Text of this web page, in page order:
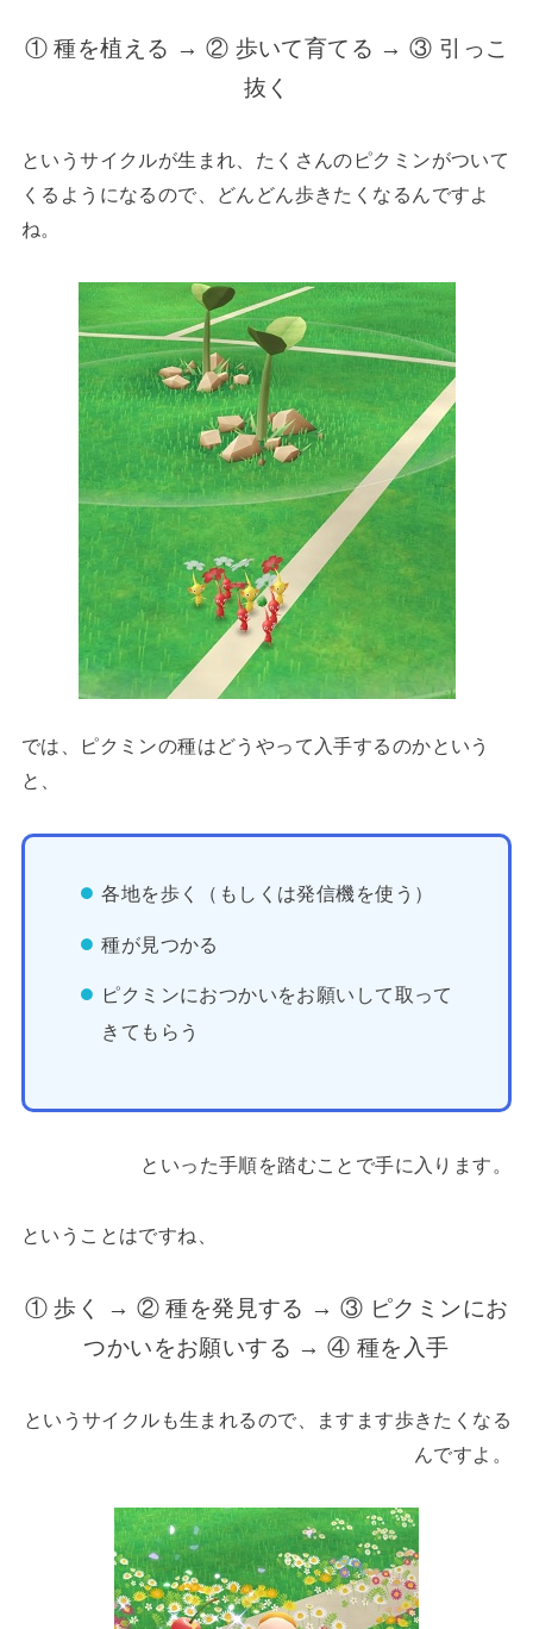
① 種を植える → ② 歩いて育てる → ③ 引っこ
抜く
というサイクルが生まれ、たくさんのピクミンがついて
くるようになるので、どんどん歩きたくなるんですよ
ね。
では、ピクミンの種はどうやって入手するのかという
と、
各地を歩く（もしくは発信機を使う）
種が見つかる
ピクミンにおつかいをお願いして取って
きてもらう
といった手順を踏むことで手に入ります。
ということはですね、
① 歩く → ② 種を発見する → ③ ピクミンにお
つかいをお願いする → ④ 種を入手
というサイクルも生まれるので、ますます歩きたくなる
んですよ。